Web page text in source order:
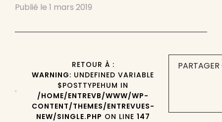
Publié le 1 mars 2019
RETOUR À :
WARNING: UNDEFINED VARIABLE
$POSTTYPEHUM IN
/HOME/ENTREVB/WWW/WP-
CONTENT/THEMES/ENTREVUES-
NEW/SINGLE.PHP ON LINE 147